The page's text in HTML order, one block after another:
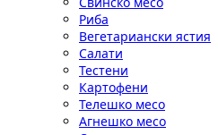
Риба
Вегетариански ястия
Салати
Тестени
Картофени
Телешко месо
Агнешко месо